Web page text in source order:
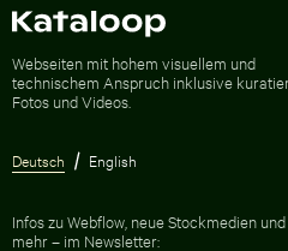
Webseiten mit hohem visuellem und
technischem Anspruch inklusive
Fotos und Videos.
Deutsch English
Infos zu Webflow, neue Stockmedien und
mehr – im Newsletter: